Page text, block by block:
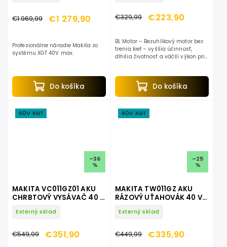
€1 969,99 €1 279,90
Do košíka
Profesionálne náradie Makita zo
systému XGT 40V max.
€329,99 €223,90
Do košíka
BL Motor – Bezuhlíkový motor bez
trenia kief – vyššia účinnosť,
dlhšia životnosť a väčší výkon pri
konštrukčné...
40V XGT
–36
%
MAKITA VC011GZ01 AKU
CHRBTOVÝ VYSÁVAČ 40 V
Externý sklad
€549,99 €351,90
40V XGT
–25
%
MAKITA TW011GZ AKU
RÁZOVÝ UŤAHOVÁK 40 V
Externý sklad
€449,99 €335,90